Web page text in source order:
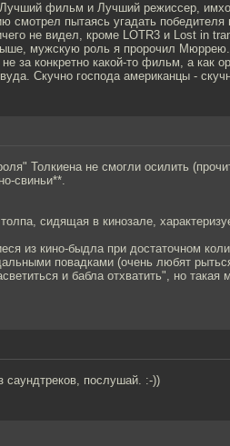
фильм и Лучший режиссер,
пытаясь угадать победителя
не видел, кроме LOTR3 и Lost in
мужскую роль я пророчил
за конкретно какой-то фильм, а как
Скучно господа американцы -
Толкиена не смогли осилить
свиньи**.
сидящая в кинозале,
из кино-быдла при достаточном
повадками (очень любят
и бабла отхватить", но такая
саундтреков, послушай. :-))